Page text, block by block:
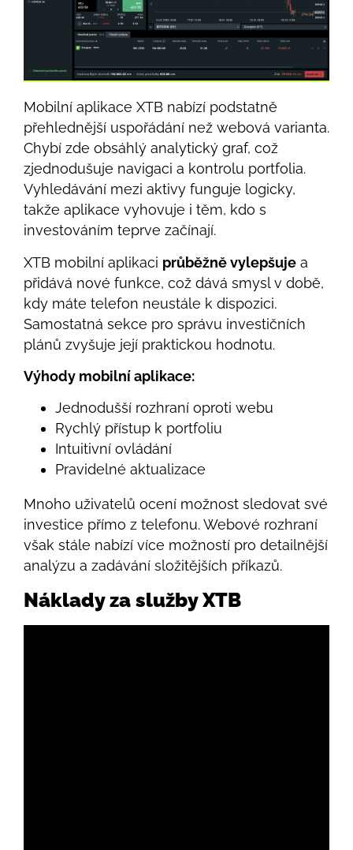
Mobilní aplikace XTB nabízí podstatně
přehlednější uspořádání než webová varianta.
Chybí zde obsáhlý analytický graf, což
zjednodušuje navigaci a kontrolu portfolia.
Vyhledávání mezi aktivy funguje logicky,
takže aplikace vyhovuje i těm, kdo s
investováním teprve začínají.
XTB mobilní aplikaci průběžně vylepšuje a
přidává nové funkce, což dává smysl v době,
kdy máte telefon neustále k dispozici.
Samostatná sekce pro správu investičních
plánů zvyšuje její praktickou hodnotu.
Výhody mobilní aplikace:
Jednodušší rozhraní oproti webu
Rychlý přístup k portfoliu
Intuitivní ovládání
Pravidelné aktualizace
Mnoho uživatelů ocení možnost sledovat své
investice přímo z telefonu. Webové rozhraní
však stále nabízí více možností pro detailnější
analýzu a zadávání složitějších příkazů.
Náklady za služby XTB